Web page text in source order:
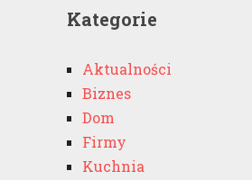
Kategorie
Aktualności
Biznes
Dom
Firmy
Kuchnia